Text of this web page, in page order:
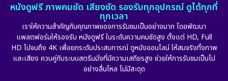
Emotional (101)
Epic มหากาพย์ (17)
Erotic (10)
หนังดูฟรี ภาพคมชัด เสียงชัด รองรับทุกอุปกรณ์ ดูได้ทุกที่
ทุกเวลา
เราให้ความสำคัญกับคุณภาพของการรับชมเป็นอย่างมาก โดยพัฒนา
แพลตฟอร์มให้รองรับ หนังดูฟรี ในระดับความคมชัดสูง ตั้งแต่ HD, Full
HD ไปจนถึง 4K เพื่อยกระดับประสบการณ์ ดูหนังออนไลน์ ให้สมจริงทั้งภาพ
และเสียง ควบคู่กับระบบสตรีมมิ่งที่มีความเสถียรสูง ช่วยให้การรับชมเป็นไป
อย่างลื่นไหล ไม่มีสะดุด